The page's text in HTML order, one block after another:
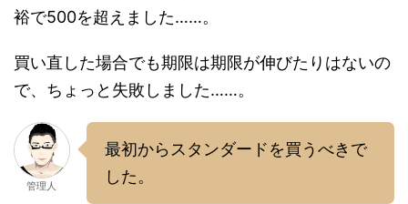
裕で500を超えました……。
買い直した場合でも期限は期限が伸びたりはないの
で、ちょっと失敗しました……。
管理人
最初からスタンダードを買うべきで
した。